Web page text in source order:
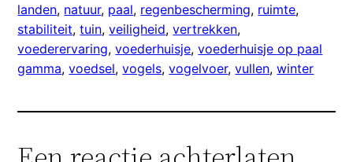
landen, natuur, paal, regenbescherming, ruimte
stabiliteit, tuin, veiligheid, vertrekken
voederervaring, voederhuisje, voederhuisje op paal
gamma, voedsel, vogels, vogelvoer, vullen, winter